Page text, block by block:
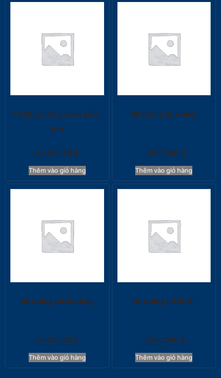
Tủ đầu giường Lovis gỗ óc
chó
5.500.000 ₫
Thêm vào giỏ hàng
Kệ tường Brick đen
1.000.000 ₫
Thêm vào giỏ hàng
Kệ tường Brick trắng
1.000.000 ₫
Thêm vào giỏ hàng
Kệ tường Brick sồi
1.000.000 ₫
Thêm vào giỏ hàng